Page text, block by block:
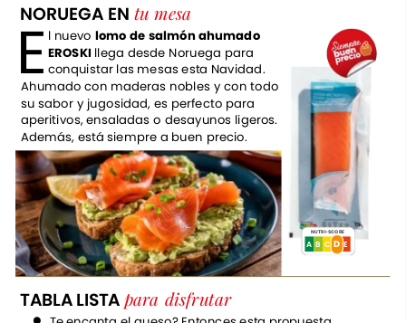
NORUEGA EN tu mesa
TABLALISTApara disfrutar
E l nuevo lomo de salmónahumado
EROSKI llega desde Noruega para
conquistar las mesas esta Navidad.
Ahumado con maderas nobles y con todo
su sabor y jugosidad, es perfecto para
aperitivos, ensaladas o desayunos ligeros.
Además, está siempre a buen precio.
A B D E
C
NUTRI-SCORE
D